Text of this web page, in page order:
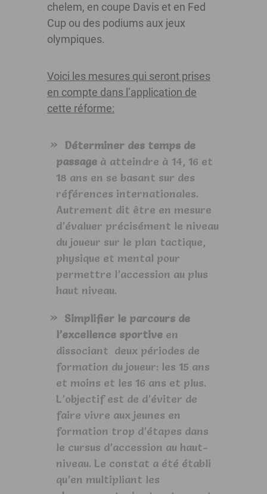
chelem, en coupe Davis et en Fed
Cup ou des podiums aux jeux
olympiques.
Voici les mesures qui seront prises
en compte dans l’application de
cette réforme:
Déterminer des temps de
passage à atteindre à 14, 16 et
18 ans en se basant sur des
références internationales.
Autrement dit être en mesure
d’évaluer précisément le niveau
du joueur sur le plan tactique,
physique et mental pour
permettre l’accession au plus
haut niveau.
Simplifier le parcours de
l’excellence sportive en
dissociant deux périodes de
formation du joueur: les 15 ans
et moins et les 16 ans et plus.
L’objectif est de d’éviter de
faire vivre aux jeunes en
formation trop d’étapes dans
le cursus d’accession au haut-
niveau. Le constat a été établi
qu’en multipliant les